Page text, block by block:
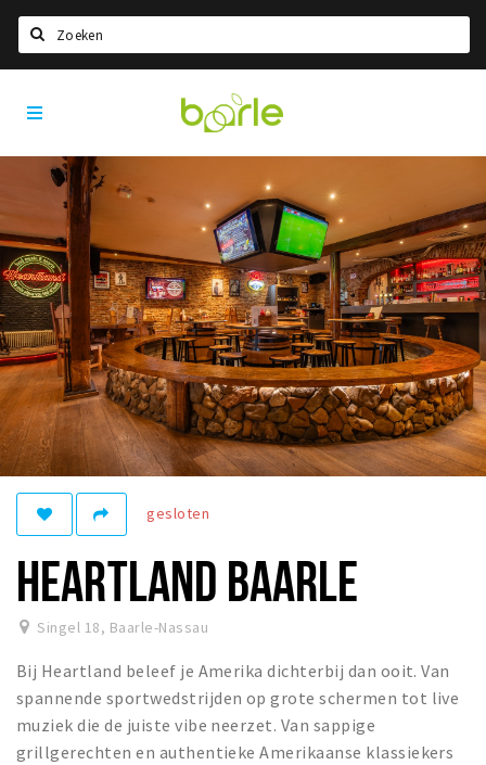
Home
Informatie
Over Baarle
Geschiedenis
Visit Baarle Shop
Enclavebon
Nieuws
Agenda
Deals
Eten
Slapen
Recreatief
Winkels
Winkelgebieden
Parkeren
Visit
Baarle
gesloten
HEARTLAND BAARLE
Singel 18, Baarle-Nassau
Bij Heartland beleef je Amerika dichterbij dan ooit. Van
spannende sportwedstrijden op grote schermen tot live
muziek die de juiste vibe neerzet. Van sappige
grillgerechten en authentieke Amerikaanse klassiekers